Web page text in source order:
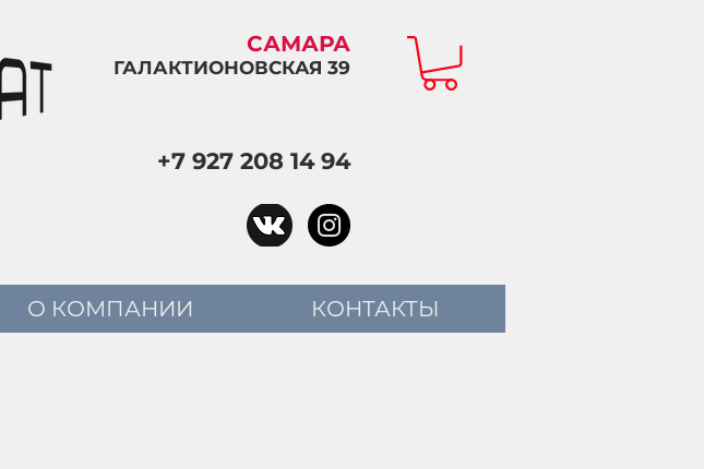
САМАРА
ГАЛАКТИОНОВСКАЯ 39
+7 927 208 14 94
О КОМПАНИИ КОНТАКТЫ